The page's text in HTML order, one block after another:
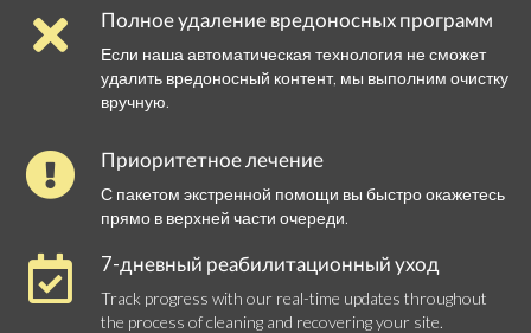
Полное удаление вредоносных программ
Если наша автоматическая технология не сможет
удалить вредоносный контент, мы выполним очистку
вручную.
Приоритетное лечение
С пакетом экстренной помощи вы быстро окажетесь
прямо в верхней части очереди.
7-дневный реабилитационный уход
Track progress with our real-time updates throughout
the process of cleaning and recovering your site.